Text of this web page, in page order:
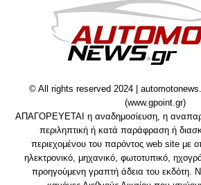
© All rights reserved 2024 |
(www.gpoint.gr)
ΑΠΑΓΟΡΕΥΕΤΑΙ η αναδημοσίευση, η
περιληπτική ή κατά παράφραση ή
περιεχομένου του παρόντος web site με
ηλεκτρονικό, μηχανικό, φωτοτυπικό,
προηγούμενη γραπτή άδεια του εκδότη.